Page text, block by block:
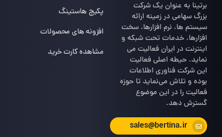
برتینا به عنوان یک شرکت
بزرگ سهامی در زمینه ارائه
سیستم ها، نرم افزارها، سخت
افزارها، خدمات تحت شبکه و
اینترنت در ایران فعالیت می
نماید. حیطه اصلی فعالیت
این شرکت فناوری اطلاعات
بوده و تلاش می‌نماید تا حوزه
فعالیت را در این موضوع
گسترش دهد.
sales@bertina.ir
پکیج هاستینگ
افزونه های محصولات
مشاهده کارت خرید